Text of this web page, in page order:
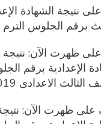
على نتيجة الشهادة
على ظهرت الآن: نتيجة
الإعدادية برقم
الاعدادى 2019 “
على ظهرت الآن: